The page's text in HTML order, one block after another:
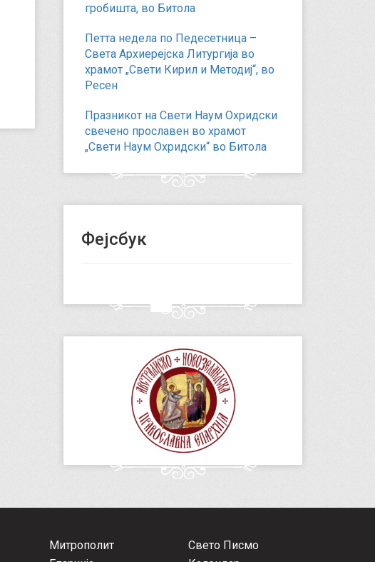
гробишта, во Битола
Петта недела по Педесетница –
Света Архиерејска Литургија во
храмот „Свети Кирил и Методиј“, во
Ресен
Празникот на Свети Наум Охридски
свечено прославен во храмот
„Свети Наум Охридски“ во Битола
Фејсбук
Митрополит
Свето Писмо